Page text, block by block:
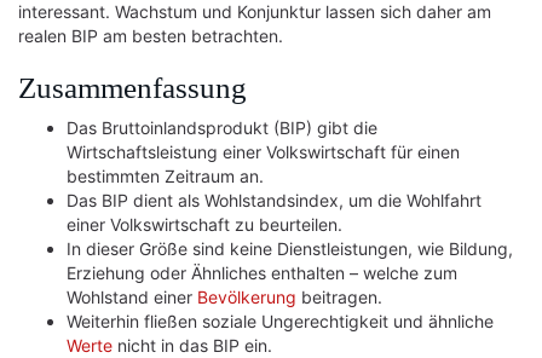
interessant. Wachstum und Konjunktur lassen sich daher am
realen BIP am besten betrachten.
Zusammenfassung
Das Bruttoinlandsprodukt (BIP) gibt die
Wirtschaftsleistung einer Volkswirtschaft für einen
bestimmten Zeitraum an.
Das BIP dient als Wohlstandsindex, um die Wohlfahrt
einer Volkswirtschaft zu beurteilen.
In dieser Größe sind keine Dienstleistungen, wie Bildung,
Erziehung oder Ähnliches enthalten – welche zum
Wohlstand einer Bevölkerung beitragen.
Weiterhin fließen soziale Ungerechtigkeit und ähnliche
Werte nicht in das BIP ein.